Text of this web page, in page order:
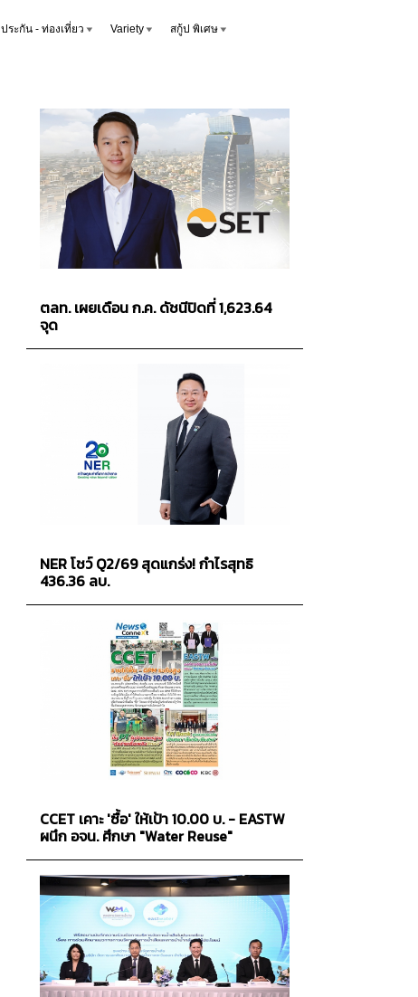
ประกัน - ท่องเที่ยว Variety สกู้ป พิเศษ
ตลท. เผยเดือน ก.ค. ดัชนีปิดที่ 1,623.64
จุด
NER โชว์ Q2/69 สุดแกร่ง! กำไรสุทธิ
436.36 ลบ.
CCET เคาะ 'ซื้อ' ให้เป้า 10.00 บ. - EASTW
ผนึก อจน. ศึกษา "Water Reuse"